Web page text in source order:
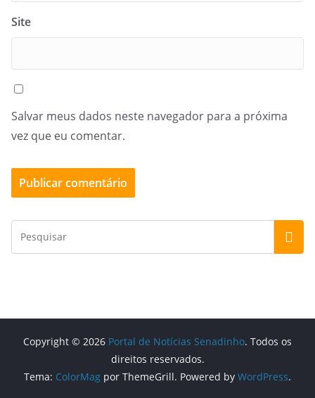
Site
Salvar meus dados neste navegador para a próxima
vez que eu comentar.
Copyright © 2026 Portal de Notícias Senadinho. Todos os
direitos reservados.
Tema: ColorMag por ThemeGrill. Powered by WordPress.